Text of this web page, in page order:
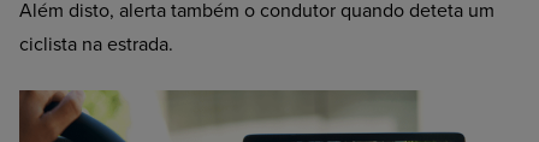
Além disto, alerta também o condutor quando deteta um
ciclista na estrada.